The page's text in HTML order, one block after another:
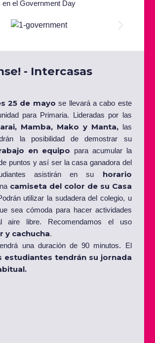
el Government Day
- Intercasas
25 de mayo se llevará a cabo este
para Primaria. Lideradas por las
Mamba, Mako y Manta, las
la posibilidad de demostrar su
en equipo para acumular la
puntos y así ser la casa ganadora del
asistirán en su horario
camiseta del color de su Casa
utilizar la sudadera del colegio, u
sea cómoda para hacer actividades
aire libre. Recomendamos el uso
y cachucha.
una duración de 90 minutos. El
estudiantes tendrán su jornada